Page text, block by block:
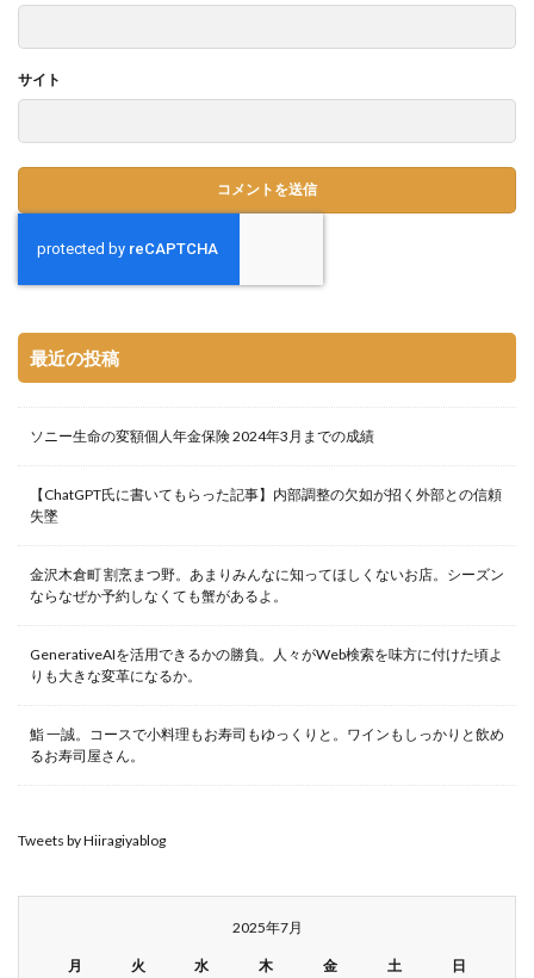
サイト
最近の投稿
ソニー生命の変額個人年金保険 2024年3月までの成績
【ChatGPT氏に書いてもらった記事】内部調整の欠如が招く外部との信頼
失墜
金沢木倉町 割烹まつ野。あまりみんなに知ってほしくないお店。シーズン
ならなぜか予約しなくても蟹があるよ。
GenerativeAIを活用できるかの勝負。人々がWeb検索を味方に付けた頃よ
りも大きな変革になるか。
鮨 一誠。コースで小料理もお寿司もゆっくりと。ワインもしっかりと飲め
るお寿司屋さん。
Tweets by Hiiragiyablog
2025年7月
月 火 水 木 金 土 日